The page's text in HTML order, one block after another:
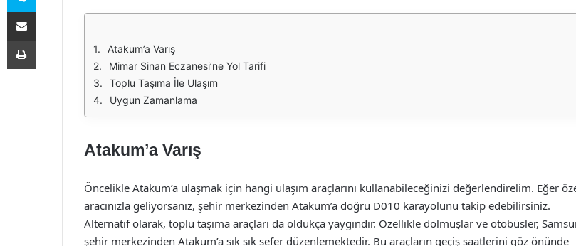
Atakum’a Varış
Mimar Sinan Eczanesi’ne Yol Tarifi
Toplu Taşıma İle Ulaşım
Uygun Zamanlama
Atakum’a Varış
Öncelikle Atakum’a ulaşmak için hangi ulaşım araçlarını kullanabileceğinizi değerlendirelim. Eğer
aracınızla geliyorsanız, şehir merkezinden Atakum’a doğru D010 karayolunu takip edebilirsiniz.
Alternatif olarak, toplu taşıma araçları da oldukça yaygındır. Özellikle dolmuşlar ve otobüsler,
şehir merkezinden Atakum’a sık sık sefer düzenlemektedir. Bu araçların geçiş saatlerini göz önünde
E-Posta ile paylaş